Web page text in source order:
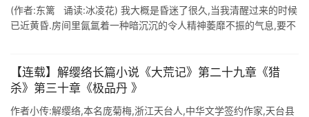
(作者:东篱 诵读:冰凌花) 我大概是昏迷了很久,当我清醒过来的时候
已近黄昏.房间里氤氲着一种暗沉沉的令人精神萎靡不振的气息,要不
【连载】解缨络长篇小说《大荒记》第二十九章《猎
杀》第三十章《极品丹 》
作者小传:解缨络,本名庞菊梅,浙江天台人,中华文学签约作家,天台县